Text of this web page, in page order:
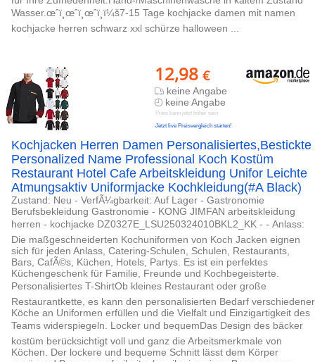
Wasser.œˆï¸œˆï¸œˆï¸ï¼š7-15 Tage kochjacke damen mit namen
kochjacke herren schwarz xxl schürze halloween ...
12,98 €
keine Angabe
keine Angabe
Preis kann jetzt höher sein
Jetzt live Preisvergleich starten!
Kochjacken Herren Damen Personalisiertes,Bestickte
Personalized Name Professional Koch Kostüm
Restaurant Hotel Cafe Arbeitskleidung Unifor Leichte
Atmungsaktiv Uniformjacke Kochkleidung(#A Black)
Zustand: Neu - VerfÃ¼gbarkeit: Auf Lager - Gastronomie
Berufsbekleidung Gastronomie - KONG JIMFAN arbeitskleidung
herren - kochjacke DZ0327E_LSU250324010BKL2_KK - - Anlass:
Die maßgeschneiderten Kochuniformen von Koch Jacken eignen
sich für jeden Anlass, Catering-Schulen, Schulen, Restaurants,
Bars, CafÃ©s, Küchen, Hotels, Partys. Es ist ein perfektes
Küchengeschenk für Familie, Freunde und Kochbegeisterte.
Personalisiertes T-ShirtOb kleines Restaurant oder große
Restaurantkette, es kann den personalisierten Bedarf verschiedener
Köche an Uniformen erfüllen und die Vielfalt und Einzigartigkeit des
Teams widerspiegeln. Locker und bequemDas Design des bäcker
kostüm berücksichtigt voll und ganz die Arbeitsmerkmale von
Köchen. Der lockere und bequeme Schnitt lässt dem Körper